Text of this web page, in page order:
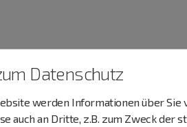
Datenschutz
werden Informationen über
auch an Dritte, z.B. zum Zweck der